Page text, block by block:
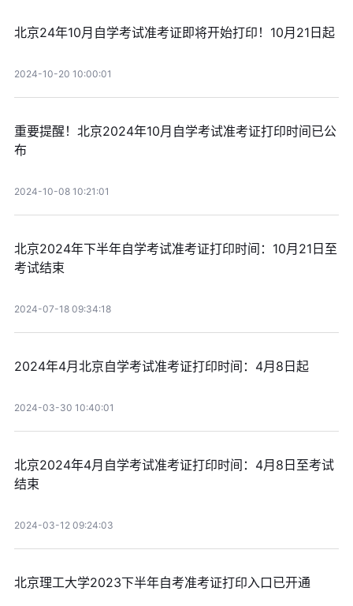
北京24年10月自学考试准考证即将开始打印！10月21日起
2024-10-20 10:00:01
重要提醒！北京2024年10月自学考试准考证打印时间已公
布
2024-10-08 10:21:01
北京2024年下半年自学考试准考证打印时间：10月21日至
考试结束
2024-07-18 09:34:18
2024年4月北京自学考试准考证打印时间：4月8日起
2024-03-30 10:40:01
北京2024年4月自学考试准考证打印时间：4月8日至考试
结束
2024-03-12 09:24:03
北京理工大学2023下半年自考准考证打印入口已开通